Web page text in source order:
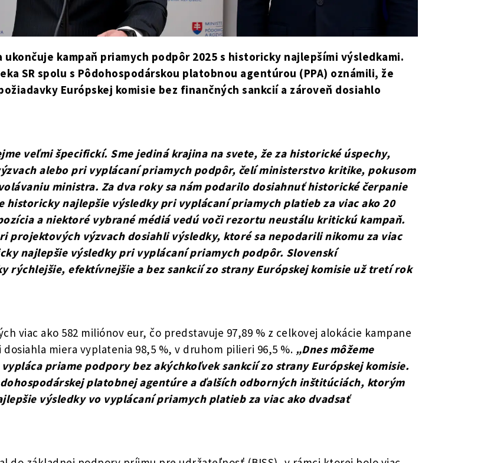
ukončuje kampaň priamych podpôr 2025 s historicky najlepšími výsledkami.
SR spolu s Pôdohospodárskou platobnou agentúrou (PPA) oznámili, že
Európskej komisie bez finančných sankcií a zároveň dosiahlo
veľmi špecifickí. Sme jediná krajina na svete, že za historické úspechy,
alebo pri vyplácaní priamych podpôr, čelí ministerstvo kritike, pokusom
ministra. Za dva roky sa nám podarilo dosiahnuť historické čerpanie
historicky najlepšie výsledky pri vyplácaní priamych platieb za viac ako 20
a niektoré vybrané médiá vedú voči rezortu neustálu kritickú kampaň.
projektových výzvach dosiahli výsledky, ktoré sa nepodarili nikomu za viac
najlepšie výsledky pri vyplácaní priamych podpôr. Slovenskí
efektívnejšie a bez sankcií zo strany Európskej komisie už tretí rok
viac ako 582 miliónov eur, čo predstavuje 97,89 % z celkovej alokácie kampane
miera vyplatenia 98,5 %, v druhom pilieri 96,5 %. „Dnes môžeme
priame podpory bez akýchkoľvek sankcií zo strany Európskej komisie.
platobnej agentúre a ďalších odborných inštitúciách, ktorým
výsledky vo vyplácaní priamych platieb za viac ako dvadsať